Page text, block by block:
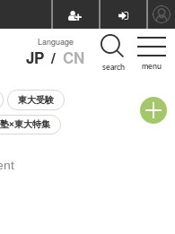
menu
Language
JP / CN search
東大受験
×東大特集
談会